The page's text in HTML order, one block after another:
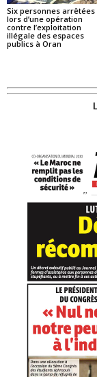
Six personnes arrêtées
lors d’une opération
contre l’exploitation
illégale des espaces
publics à Oran